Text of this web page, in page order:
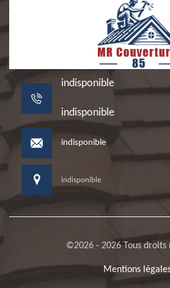
indisponible
indisponible
indisponible
indisponible
©2026 - 2026 Tous droits
Mentions